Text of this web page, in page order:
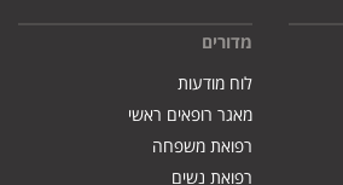
מדורים
לוח מודעות
מאגר רופאים ראשי
רפואת משפחה
רפואת נשים